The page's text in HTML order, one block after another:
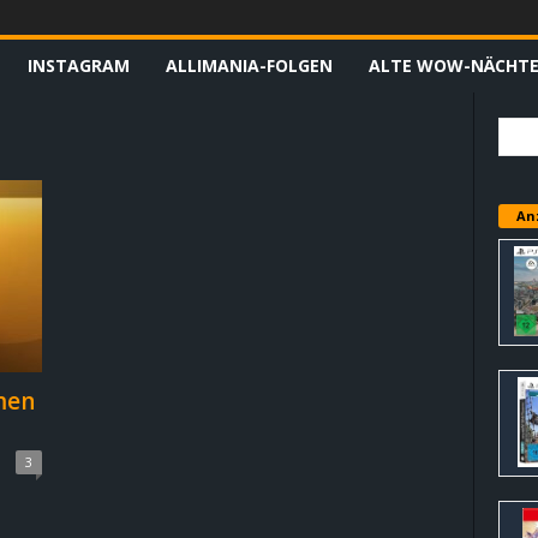
INSTAGRAM ALLIMANIA-FOLGEN ALTE WOW-NÄCHTE
3